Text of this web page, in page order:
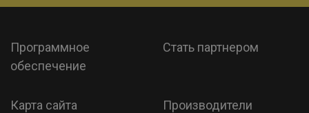
Программное
обеспечение
Стать партнером
Карта сайта Производители